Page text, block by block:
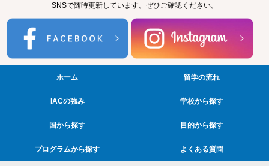
SNSで随時更新しています。ぜひご確認ください。
ホーム 留学の流れ
IACの強み 学校から探す
国から探す 目的から探す
プログラムから探す よくある質問